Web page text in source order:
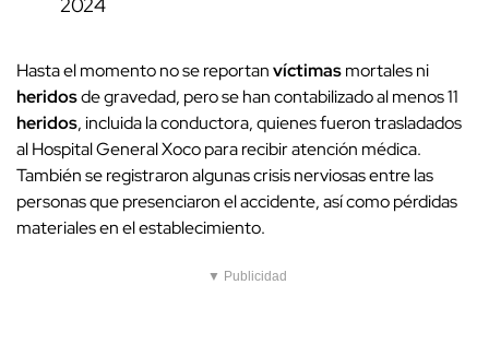
2024
Hasta el momento no se reportanvíctimasmortales ni
heridosde gravedad, pero se han contabilizado al menos 11
heridos, incluida la conductora, quienes fueron trasladados
al Hospital General Xoco para recibir atención médica.
También se registraron algunas crisis nerviosas entre las
personas que presenciaron el accidente, así como pérdidas
materiales en el establecimiento.
▼ Publicidad